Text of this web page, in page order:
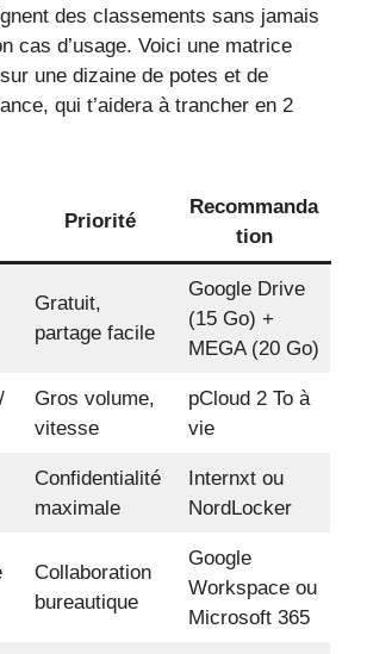
des classements sans jamais
cas d’usage. Voici une matrice
une dizaine de potes et de
qui t’aidera à trancher en 2
Priorité
Recommanda
tion
Gratuit,
partage facile
Google Drive
(15 Go) +
MEGA (20 Go)
Gros volume,
vitesse
pCloud 2 To à
vie
Confidentialité
maximale
Internxt ou
NordLocker
Collaboration
bureautique
Google
Workspace ou
Microsoft 365